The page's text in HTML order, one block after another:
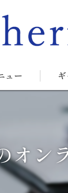
ュー
オン